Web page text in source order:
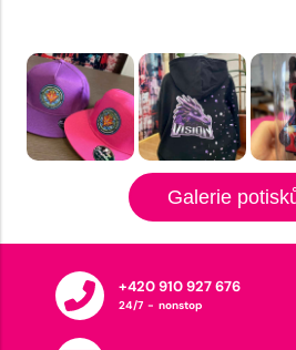
Galerie
+420 910 927 676
24/7 - nonstop